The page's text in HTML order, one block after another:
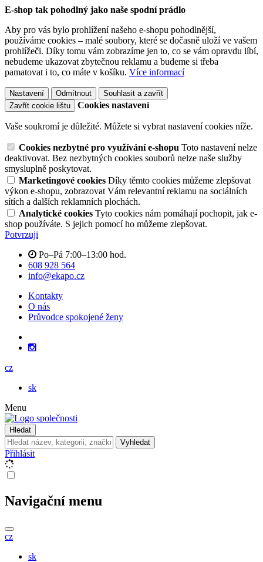
E-shop tak pohodlný jako naše spodní prádlo
Aby pro vás bylo prohlížení našeho e-shopu pohodlnější,
používáme cookies – malé soubory, které se dočasně uloží ve vašem
prohlížeči. Díky tomu vám zobrazíme jen to, co se vám opravdu líbí,
nebudeme ukazovat zbytečnou reklamu a budeme si třeba
pamatovat i to, co máte v košíku. Více informací
Nastavení Odmítnout
Souhlasit a zavřít
Zavřít cookie lištu
Cookies nastavení
Vaše soukromí je důležité. Můžete si vybrat nastavení cookies níže.
Cookies nezbytné pro využívání e-shopu Toto nastavení nelze
deaktivovat. Bez nezbytných cookies souborů nelze naše služby
smysluplně poskytovat.
Marketingové cookies Díky těmto cookies můžeme zlepšovat
výkon e-shopu, zobrazovat Vám relevantní reklamu na sociálních
sítích a dalších reklamních plochách.
Analytické cookies Tyto cookies nám pomáhají pochopit, jak e-
shop používáte. S jejich pomocí ho můžeme zlepšovat.
Potvrzuji
Po–Pá 7:00–13:00 hod.
608 928 564
info@ekapo.cz
Kontakty
O nás
Průvodce spokojené ženy
cz
sk
Menu
Hledat
Vyhledat
Přihlásit
Navigační menu
cz
sk